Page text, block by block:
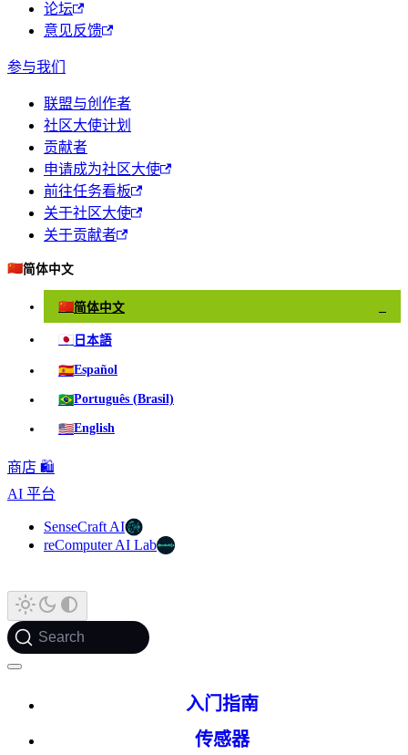
论坛
意见反馈
参与我们
联盟与创作者
社区大使计划
贡献者
申请成为社区大使
前往任务看板
关于社区大使
关于贡献者
🇨🇳简体中文
🇨🇳简体中文
🇯🇵 日本語
🇪🇸Español
🇧🇷Português (Brasil)
🇺🇸English
商店 🛍️
AI 平台
SenseCraft AI
reComputer AI Lab
Search
入门指南
传感器